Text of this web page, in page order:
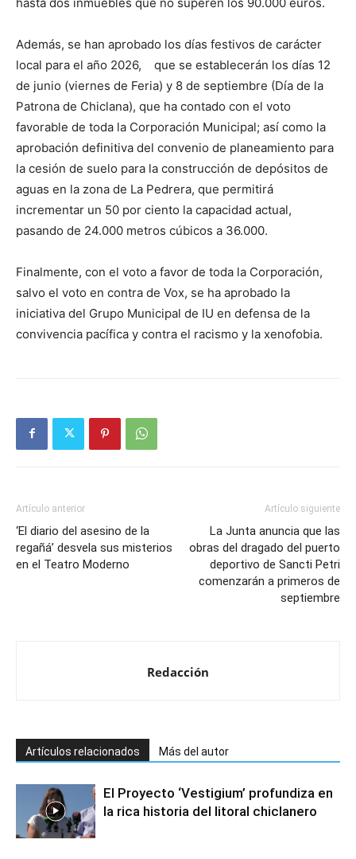
Además, se han aprobado los días festivos de carácter
local para el año 2026, que se establecerán los días 12
de junio (viernes de Feria) y 8 de septiembre (Día de la
Patrona de Chiclana), que ha contado con el voto
favorable de toda la Corporación Municipal; así como la
aprobación definitiva del convenio de planeamiento para
la cesión de suelo para la construcción de depósitos de
aguas en la zona de La Pedrera, que permitirá
incrementar un 50 por ciento la capacidad actual,
pasando de 24.000 metros cúbicos a 36.000.
Finalmente, con el voto a favor de toda la Corporación,
salvo el voto en contra de Vox, se ha aprobado la
iniciativa del Grupo Municipal de IU en defensa de la
convivencia pacífica y contra el racismo y la xenofobia.
Artículo anterior
‘El diario del asesino de la
regañá’ desvela sus misterios
en el Teatro Moderno
Artículo siguiente
La Junta anuncia que las
obras del dragado del puerto
deportivo de Sancti Petri
comenzarán a primeros de
septiembre
Redacción
Artículos relacionados Más del autor
El Proyecto ‘Vestigium’ profundiza en
la rica historia del litoral chiclanero